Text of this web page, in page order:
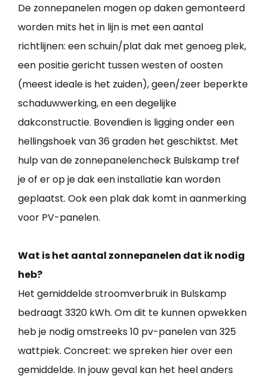
De zonnepanelen mogen op daken gemonteerd
worden mits het in lijn is met een aantal
richtlijnen: een schuin/plat dak met genoeg plek,
een positie gericht tussen westen of oosten
(meest ideale is het zuiden), geen/zeer beperkte
schaduwwerking, en een degelijke
dakconstructie. Bovendien is ligging onder een
hellingshoek van 36 graden het geschiktst. Met
hulp van de zonnepanelencheck Bulskamp tref
je of er op je dak een installatie kan worden
geplaatst. Ook een plak dak komt in aanmerking
voor PV-panelen.
Wat is het aantal zonnepanelen dat ik nodig
heb?
Het gemiddelde stroomverbruik in Bulskamp
bedraagt 3320 kWh. Om dit te kunnen opwekken
heb je nodig omstreeks 10 pv-panelen van 325
wattpiek. Concreet: we spreken hier over een
gemiddelde. In jouw geval kan het heel anders